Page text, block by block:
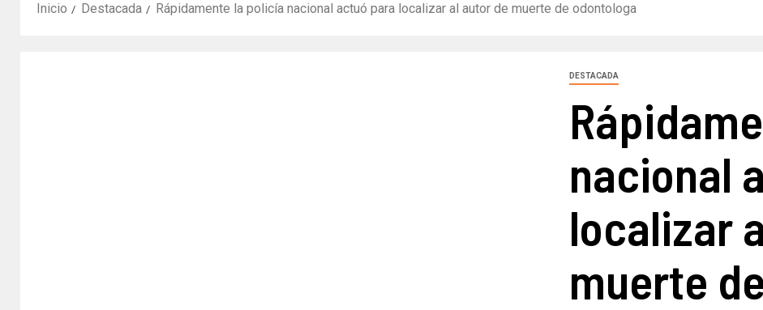
Inicio Destacada Rápidamente la policía nacional actuó para localizar al autor de muerte de odontologa
DESTACADA
nacional
localizar
muerte